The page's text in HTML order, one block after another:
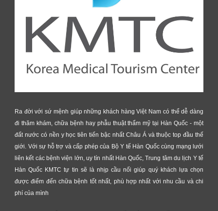
Ra đời với sứ mệnh giúp những khách hàng Việt Nam có thể dễ dàng
đi thăm khám, chữa bệnh hay phẫu thuật thẩm mỹ tại Hàn Quốc - một
đất nước có nền y học tiên tiến bậc nhất Châu Á và thuộc top đầu thế
giới. Với sự hỗ trợ và cấp phép của Bộ Y tế Hàn Quốc cùng mạng lưới
liên kết các bệnh viện lớn, uy tín nhất Hàn Quốc, Trung tâm du lịch Y tế
Hàn Quốc KMTC tự tin sẽ là nhịp cầu nối giúp quý khách lựa chọn
được điểm đến chữa bệnh tốt nhất, phù hợp nhất với nhu cầu và chi
phí của mình